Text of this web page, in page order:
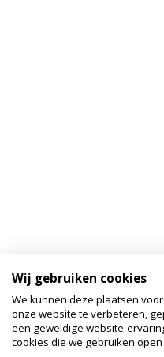
Wij gebruiken cookies
We kunnen deze plaatsen
onze website te verbeteren,
een geweldige website-
cookies die we gebruiken